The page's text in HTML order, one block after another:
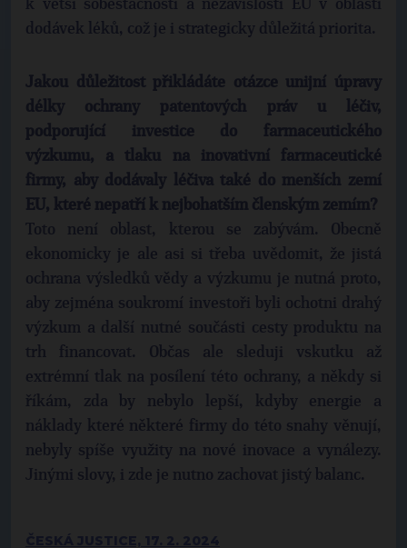
k větší soběstačnosti a nezávislosti EU v oblasti
dodávek léků, což je i strategicky důležitá priorita.
Jakou důležitost přikládáte otázce unijní úpravy
délky ochrany patentových práv u léčiv,
podporující investice do farmaceutického
výzkumu, a tlaku na inovativní farmaceutické
firmy, aby dodávaly léčiva také do menších zemí
EU, které nepatří k nejbohatším členským zemím?
Toto není oblast, kterou se zabývám. Obecně
ekonomicky je ale asi si třeba uvědomit, že jistá
ochrana výsledků vědy a výzkumu je nutná proto,
aby zejména soukromí investoři byli ochotni drahý
výzkum a další nutné součásti cesty produktu na
trh financovat. Občas ale sleduji vskutku až
extrémní tlak na posílení této ochrany, a někdy si
říkám, zda by nebylo lepší, kdyby energie a
náklady které některé firmy do této snahy věnují,
nebyly spíše využity na nové inovace a vynálezy.
Jinými slovy, i zde je nutno zachovat jistý balanc.